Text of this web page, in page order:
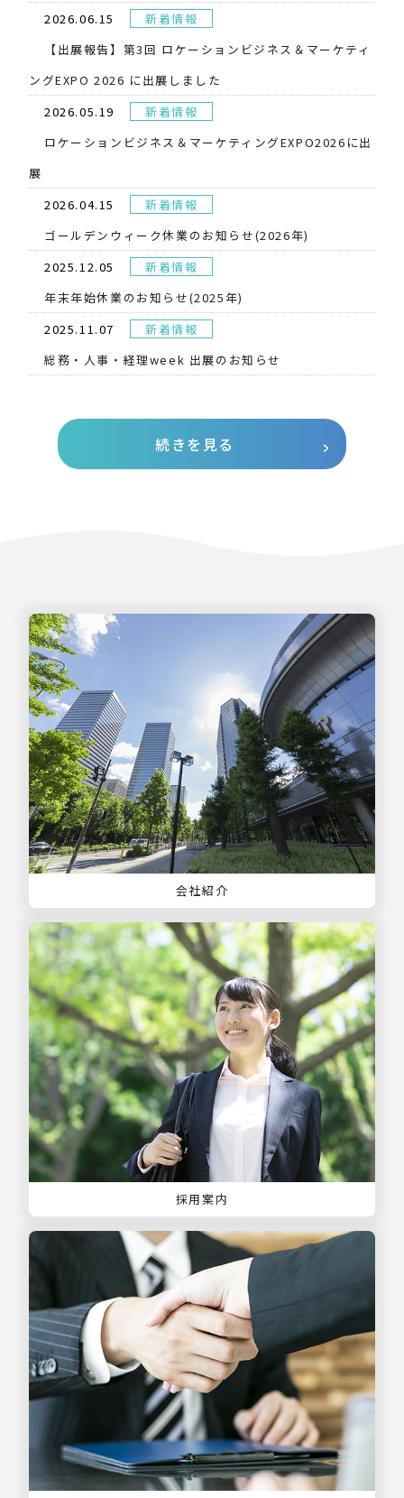
2026.06.15
新着情報
【出展報告】第3回 ロケーションビジネス＆マーケティ
ングEXPO 2026 に出展しました
2026.05.19
新着情報
​ロケーションビジネス＆マーケティングEXPO2026に出
展
2026.04.15
新着情報
ゴールデンウィーク休業のお知らせ(2026年)
2025.12.05
新着情報
年末年始休業のお知らせ(2025年)
2025.11.07
新着情報
総務・人事・経理week 出展のお知らせ
続きを見る
会社紹介
採用案内